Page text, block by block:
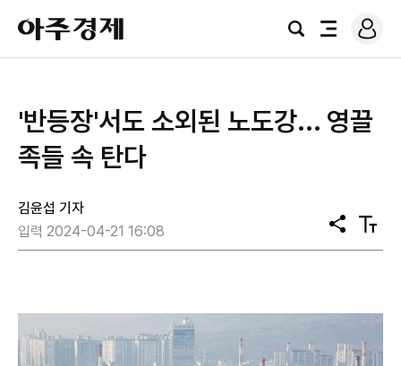
아
주
경
검
전
로
그
'반등장'서도 소외된 노도강... 영끌
족들 속 탄다
김윤섭 기자
입력 2024-04-21 16:08
공
유
텍
스